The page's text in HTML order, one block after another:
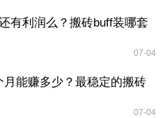
有利润么？搬砖buff装哪套
07-04
月能赚多少？最稳定的搬砖
07-04